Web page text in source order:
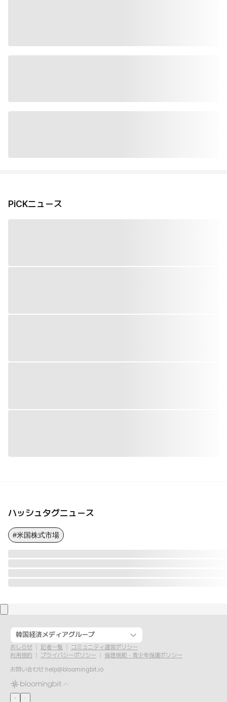
PiCKニュース
ハッシュタグニュース
#米国株式市場
韓国経済メディアグループ
おしらせ 記者一覧
コミュニティ運営ポリシー
利用規約
プライバシーポリシー
倫理規範・青少年保護ポリシー
お問い合わせ help@bloomingbit.io